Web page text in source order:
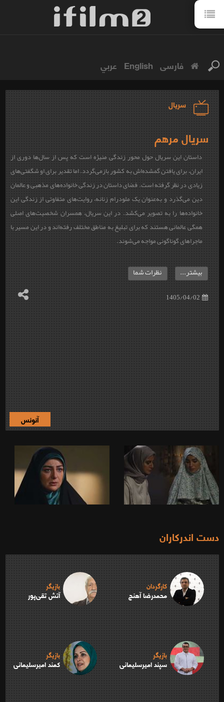
فارسی English عربي
سریال
سریال مرهم
داستان این سریال حول محور زندگی منیژه است که پس از سال‌ها دوری از
ایران، برای یافتن گمشده‌اش به کشور بازمی‌گردد. اما تقدیر برای او شگفتی‌های
زیادی در نظر گرفته است. فضای داستان در زندگی خانواده‌های مذهبی و عالمان
دین می‌گذرد و به‌عنوان یک ملودرام زنانه، روایت‌های متفاوتی از زندگی این
خانواده‌ها را به تصویر می‌کشد. در این سریال، همسران شخصیت‌های اصلی
همگی عالمانی هستند که برای تبلیغ به مناطق مختلف رفته‌اند و در این مسیر با
ماجراهای گوناگونی مواجه می‌شوند.
1405/04/02
بیشتر... نظرات شما
آنونس
دست اندرکاران
کارگردان
محمدرضا آهنج
بازیگر
آتش تقی‌پور
بازیگر
سپند امیرسلیمانی
بازیگر
کمند امیرسلیمانی